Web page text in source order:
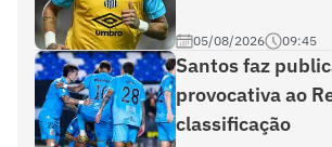
05/08/2026 09:45
Santos faz
provocativa ao
classificação